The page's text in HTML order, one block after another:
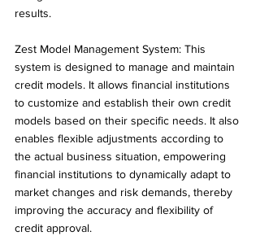
results.
Zest Model Management System: This
system is designed to manage and maintain
credit models. It allows financial institutions
to customize and establish their own credit
models based on their specific needs. It also
enables flexible adjustments according to
the actual business situation, empowering
financial institutions to dynamically adapt to
market changes and risk demands, thereby
improving the accuracy and flexibility of
credit approval.